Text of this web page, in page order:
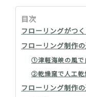
目次
フローリングがつ
フローリング制作
①津軽海峡の風で
②乾燥窯で人工乾
フローリング制作